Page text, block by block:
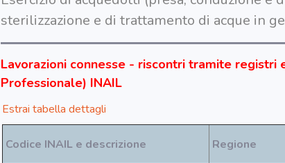
sterilizzazione e di trattamento di acque in
Lavorazioni connesse - riscontri tramite registri
Professionale) INAIL
Estrai tabella dettagli
Codice INAIL e descrizione Regione